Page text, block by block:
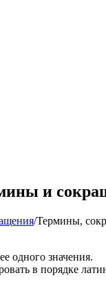
и
/Термины,
одного значения.
в порядке